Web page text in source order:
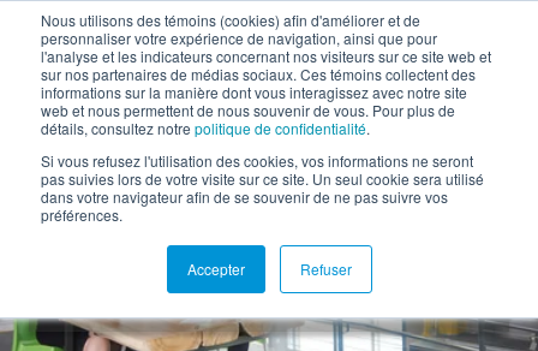
Nous utilisons des témoins (cookies) afin d'améliorer et de
personnaliser votre expérience de navigation, ainsi que pour
l'analyse et les indicateurs concernant nos visiteurs sur ce site web et
sur nos partenaires de médias sociaux. Ces témoins collectent des
informations sur la manière dont vous interagissez avec notre site
web et nous permettent de nous souvenir de vous. Pour plus de
détails, consultez notre politique de confidentialité.
Si vous refusez l'utilisation des cookies, vos informations ne seront
pas suivies lors de votre visite sur ce site. Un seul cookie sera utilisé
dans votre navigateur afin de se souvenir de ne pas suivre vos
préférences.
Accepter Refuser
Retour à la documentation
Favoriser la croissance
avec SAP Business One